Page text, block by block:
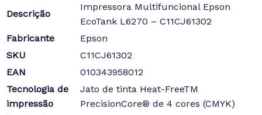
Descrição
Impressora Multifuncional Epson
EcoTank L6270 – C11CJ61302
Fabricante
Epson
SKU
C11CJ61302
EAN
010343958012
Tecnologia de
impressão
Jato de tinta Heat-FreeTM
PrecisionCore® de 4 cores (CMYK)